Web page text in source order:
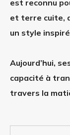
est reconnu
et terre cuite,
un style
Aujourd’hui,
capacité à
travers la